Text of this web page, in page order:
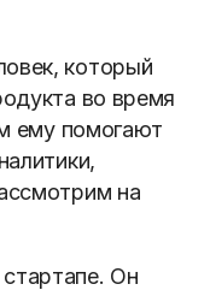
который
во время
ему помогают
на
Он